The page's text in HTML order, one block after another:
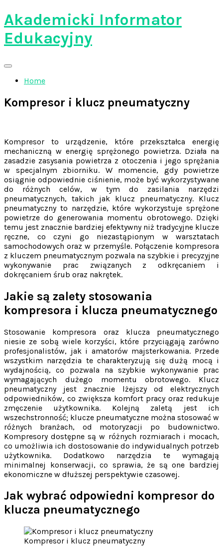
Skip
to
content
Akademicki Informator
Edukacyjny
Home
Kompresor i klucz pneumatyczny
Kompresor to urządzenie, które przekształca energię
mechaniczną w energię sprężonego powietrza. Działa na
zasadzie zasysania powietrza z otoczenia i jego sprężania
w specjalnym zbiorniku. W momencie, gdy powietrze
osiągnie odpowiednie ciśnienie, może być wykorzystywane
do różnych celów, w tym do zasilania narzędzi
pneumatycznych, takich jak klucz pneumatyczny. Klucz
pneumatyczny to narzędzie, które wykorzystuje sprężone
powietrze do generowania momentu obrotowego. Dzięki
temu jest znacznie bardziej efektywny niż tradycyjne klucze
ręczne, co czyni go niezastąpionym w warsztatach
samochodowych oraz w przemyśle. Połączenie kompresora
z kluczem pneumatycznym pozwala na szybkie i precyzyjne
wykonywanie prac związanych z odkręcaniem i
dokręcaniem śrub oraz nakrętek.
Jakie są zalety stosowania
kompresora i klucza pneumatycznego
Stosowanie kompresora oraz klucza pneumatycznego
niesie ze sobą wiele korzyści, które przyciągają zarówno
profesjonalistów, jak i amatorów majsterkowania. Przede
wszystkim narzędzia te charakteryzują się dużą mocą i
wydajnością, co pozwala na szybkie wykonywanie prac
wymagających dużego momentu obrotowego. Klucz
pneumatyczny jest znacznie lżejszy od elektrycznych
odpowiedników, co zwiększa komfort pracy oraz redukuje
zmęczenie użytkownika. Kolejną zaletą jest ich
wszechstronność; klucze pneumatyczne można stosować w
różnych branżach, od motoryzacji po budownictwo.
Kompresory dostępne są w różnych rozmiarach i mocach,
co umożliwia ich dostosowanie do indywidualnych potrzeb
użytkownika. Dodatkowo narzędzia te wymagają
minimalnej konserwacji, co sprawia, że są one bardziej
ekonomiczne w dłuższej perspektywie czasowej.
Jak wybrać odpowiedni kompresor do
klucza pneumatycznego
Kompresor i klucz pneumatyczny